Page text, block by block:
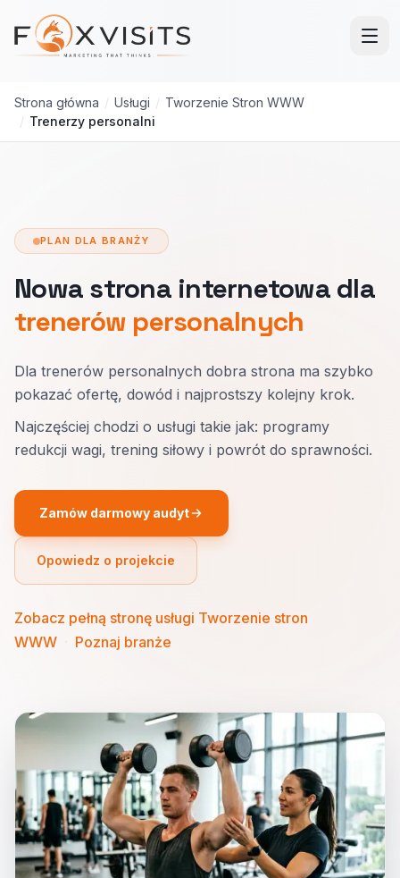
Przejdź do treści głównej
Strona główna / Usługi / Tworzenie Stron WWW
/ Trenerzy personalni
PLAN DLA BRANŻY
Nowa strona internetowa dla
trenerów personalnych
Dla trenerów personalnych dobra strona ma szybko
pokazać ofertę, dowód i najprostszy kolejny krok.
Najczęściej chodzi o usługi takie jak: programy
redukcji wagi, trening siłowy i powrót do sprawności.
Zamów darmowy audyt
Opowiedz o projekcie
Zobacz pełną stronę usługi Tworzenie stron
WWW
Poznaj branże